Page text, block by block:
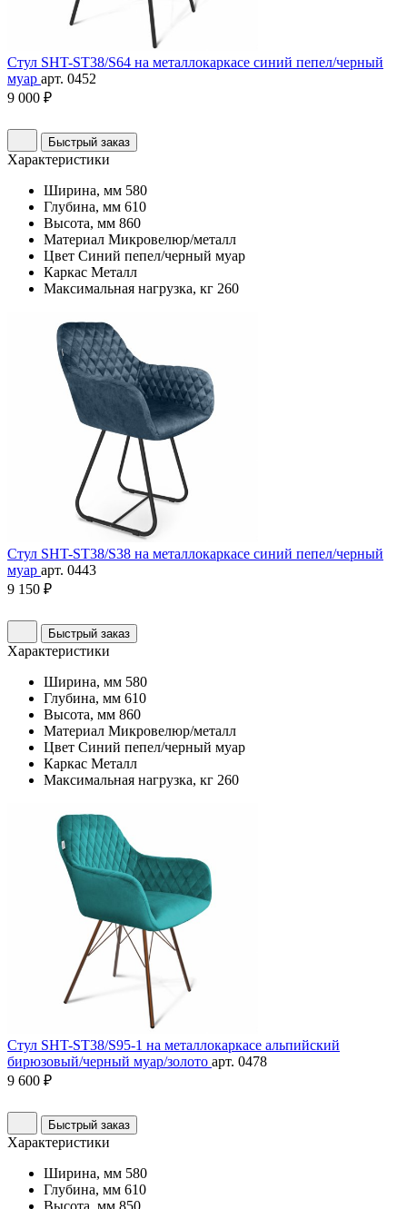
Стул SHT-ST38/S64 на металлокаркасе синий пепел/черный
муар арт. 0452
9 000 ₽
Быстрый заказ
Характеристики
Ширина, мм 580
Глубина, мм 610
Высота, мм 860
Материал Микровелюр/металл
Цвет Синий пепел/черный муар
Каркас Металл
Максимальная нагрузка, кг 260
Стул SHT-ST38/S38 на металлокаркасе синий пепел/черный
муар арт. 0443
9 150 ₽
Быстрый заказ
Характеристики
Ширина, мм 580
Глубина, мм 610
Высота, мм 860
Материал Микровелюр/металл
Цвет Синий пепел/черный муар
Каркас Металл
Максимальная нагрузка, кг 260
Стул SHT-ST38/S95-1 на металлокаркасе альпийский
бирюзовый/черный муар/золото арт. 0478
9 600 ₽
Быстрый заказ
Характеристики
Ширина, мм 580
Глубина, мм 610